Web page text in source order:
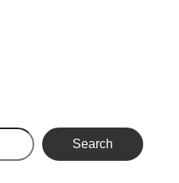
Search